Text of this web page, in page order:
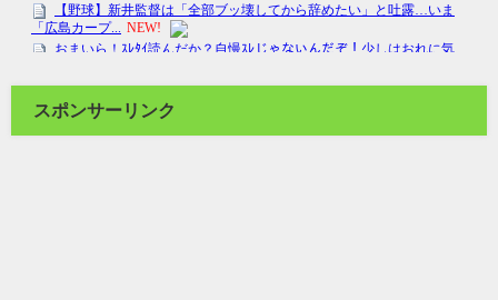
スポンサーリンク